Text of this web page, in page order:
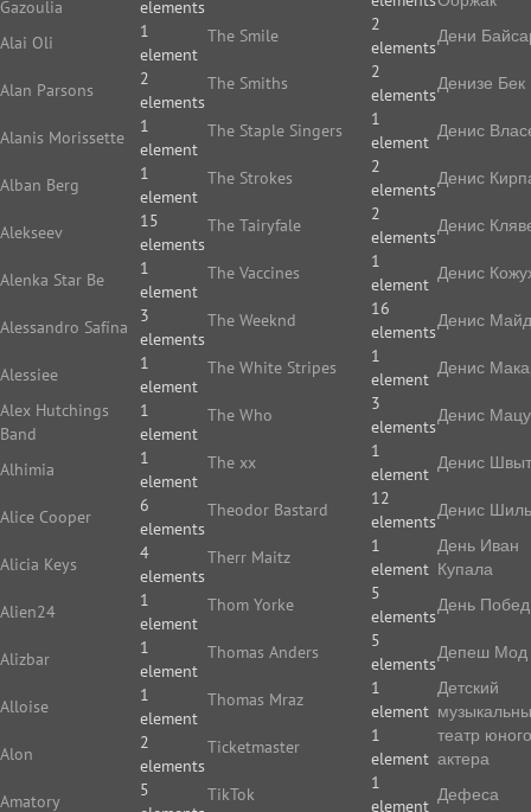
Gazoulia
elements
Alai Oli
1
element
Alan Parsons
2
elements
Alanis Morissette
1
element
Alban Berg
1
element
Alekseev
15
elements
Alenka Star Be
1
element
Alessandro Safína
3
elements
Alessiee
1
element
Alex Hutchings
Band
1
element
Alhimia
1
element
Alice Cooper
6
elements
Alicia Keys
4
elements
Alien24
1
element
Alizbar
1
element
Alloise
1
element
Alon
2
elements
Amatory
5
The Smile
2
elements
The Smiths
2
elements
The Staple Singers
1
element
The Strokes
2
elements
The Tairyfale
2
elements
The Vaccines
1
element
The Weeknd
16
elements
The White Stripes
1
element
The Who
3
elements
The xx
1
element
Theodor Bastard
12
elements
Therr Maitz
1
element
Thom Yorke
5
elements
Thomas Anders
5
elements
Thomas Mraz
1
element
Ticketmaster
1
element
TikTok
1
element
Дени
Денизе Бек
Денис
Денис
Денис
Денис
Денис
Денис
Денис
Денис
Денис
День Иван
Купала
День
Депеш Мод
Детский
театр юного
актера
Дефеса